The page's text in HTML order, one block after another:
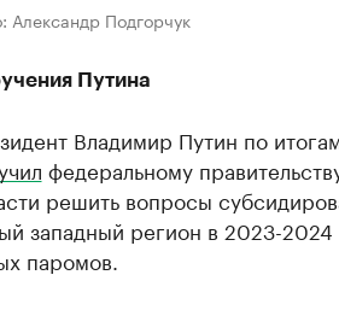
Александр Подгорчук
Путина
Владимир Путин по
федеральному
решить вопросы
западный регион в 2023-2024
паромов.